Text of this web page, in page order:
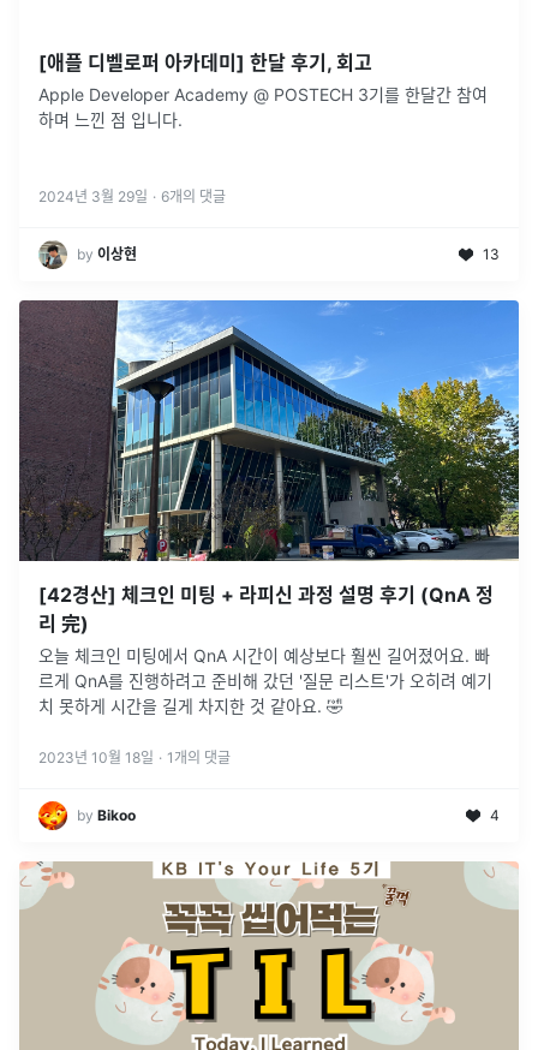
[애플 디벨로퍼 아카데미] 한달 후기, 회고
Apple Developer Academy @ POSTECH 3기를 한달간 참여
하며 느낀 점 입니다.
2024년 3월 29일 · 6개의 댓글
by 이상현 13
[42경산] 체크인 미팅 + 라피신 과정 설명 후기 (QnA 정
리 完)
오늘 체크인 미팅에서 QnA 시간이 예상보다 훨씬 길어졌어요. 빠
르게 QnA를 진행하려고 준비해 갔던 '질문 리스트'가 오히려 예기
치 못하게 시간을 길게 차지한 것 같아요. 🤣
2023년 10월 18일 · 1 개의 댓글
by Bikoo 4